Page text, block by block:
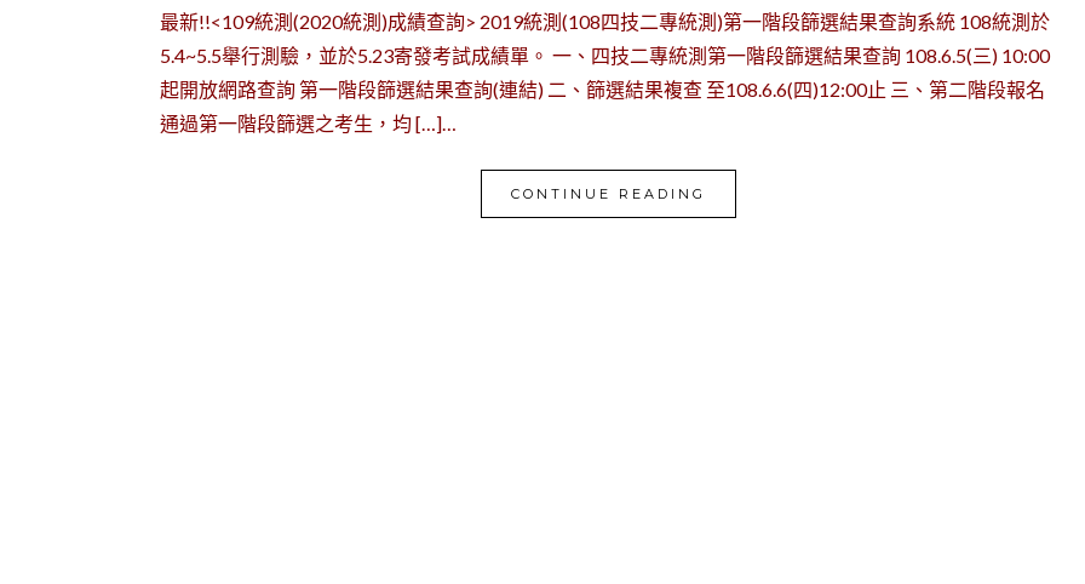
最新!!<109統測(2020統測)成績查詢> 2019統測(108四技二專統測)第一階段篩選結果查詢系統 108統測於
5.4~5.5舉行測驗，並於5.23寄發考試成績單。 一、四技二專統測第一階段篩選結果查詢 108.6.5(三) 10:00
起開放網路查詢 第一階段篩選結果查詢(連結) 二、篩選結果複查 至108.6.6(四)12:00止 三、第二階段報名
通過第一階段篩選之考生，均 […]…
CONTINUE READING